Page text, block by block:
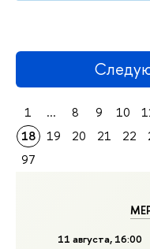
11 августа, 16:00
1 ... 8 9 10
18
19 20 21 22
97